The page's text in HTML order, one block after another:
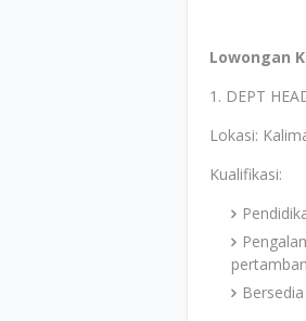
Lowongan
1. DEPT
Lokasi:
Kualifikasi: